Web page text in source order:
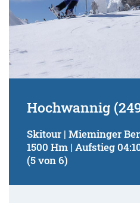
Hochwannig
Skitour | Mieminger
1500 Hm | Aufstieg
(5 von 6)